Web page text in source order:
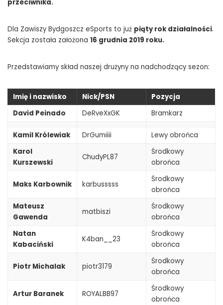
przeciwnika.
Dla Zawiszy Bydgoszcz eSports to już piąty rok działalności.
Sekcja została założona 16 grudnia 2019 roku.
Przedstawiamy skład naszej drużyny na nadchodzący sezon:
Imię i nazwisko Nick/PSN
Pozycja
David Peinado
DeRveXxGK Bramkarz
Kamil Królewiak DrGumiiii
Lewy obrońca
Karol
Kurszewski
ChudyPL87
Środkowy
obrońca
Maks Karbownik karbusssss
Środkowy
obrońca
Mateusz
Gawenda
matbiszi
Środkowy
obrońca
Natan
Kabaciński
K4ban__23
Środkowy
obrońca
Piotr Michalak piotr3179
Środkowy
obrońca
Artur Baranek ROYALBB97
Środkowy
obrońca